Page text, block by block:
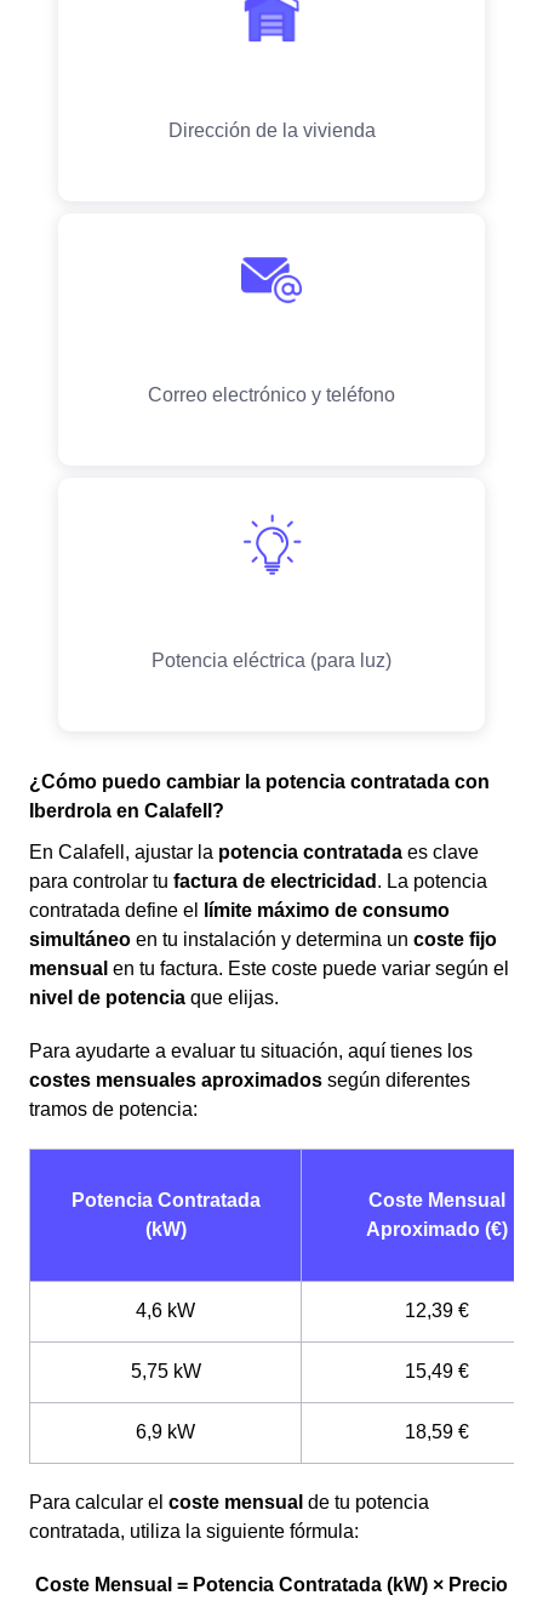
¿Cómo puedo cambiar la potencia contratada con
Iberdrola en Calafell?
En Calafell, ajustar la potencia contratada es clave
para controlar tu factura de electricidad . La potencia
contratada define el
límite máximo de consumo
simultáneo en tu instalación y determina un coste fijo
mensual en tu factura. Este coste puede variar según el
nivel de potencia que elijas.
Para ayudarte a evaluar tu situación, aquí tienes los
costes mensuales aproximados según diferentes
tramos de potencia:
Potencia Contratada
(kW)
Coste Mensual
Aproximado (€)
4,6 kW 12,39 €
5,75 kW 15,49 €
6,9 kW 18,59 €
Para calcular el coste mensual de tu potencia
contratada, utiliza la siguiente fórmula:
Coste Mensual = Potencia Contratada (kW) × Precio